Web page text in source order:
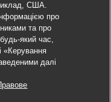
США.
про
та про
який час,
«Керування
далі